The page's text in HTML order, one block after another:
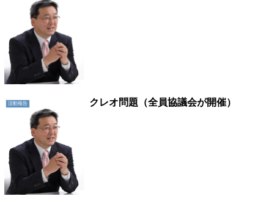
活動報告 クレオ問題（全員協議会が開催）